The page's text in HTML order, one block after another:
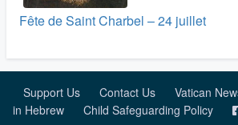
Fête de Saint Charbel – 24 juillet
Support Us Contact Us Vatican
in Hebrew
Child Safeguarding Policy